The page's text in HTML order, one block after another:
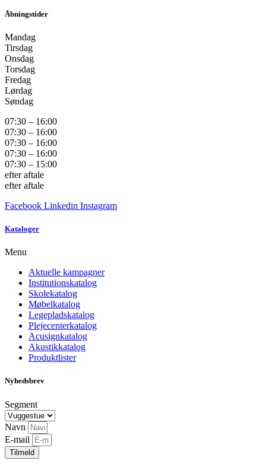
Åbningstider
Mandag
Tirsdag
Onsdag
Torsdag
Fredag
Lørdag
Søndag
07:30 – 16:00
07:30 – 16:00
07:30 – 16:00
07:30 – 16:00
07:30 – 15:00
efter aftale
efter aftale
Facebook Linkedin Instagram
Kataloger
Menu
Aktuelle kampagner
Institutionskatalog
Skolekatalog
Møbelkatalog
Legepladskatalog
Plejecenterkatalog
Acusignkatalog
Akustikkatalog
Produktlister
Nyhedsbrev
Segment
Navn
E-mail
Tilmeld